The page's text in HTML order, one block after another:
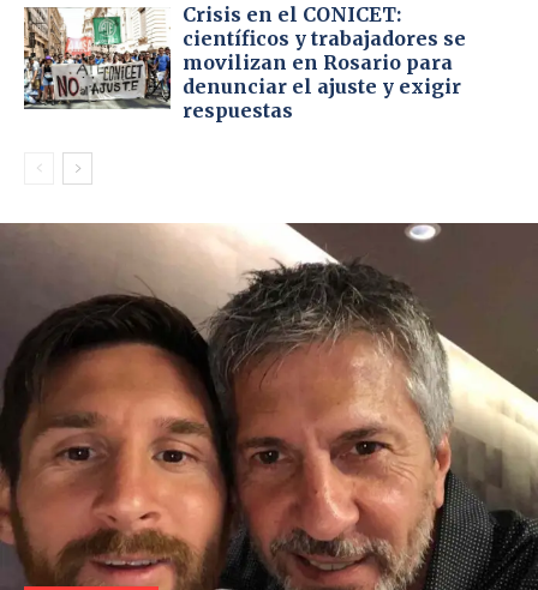
Crisis en el CONICET:
científicos y trabajadores se
movilizan en Rosario para
denunciar el ajuste y exigir
respuestas